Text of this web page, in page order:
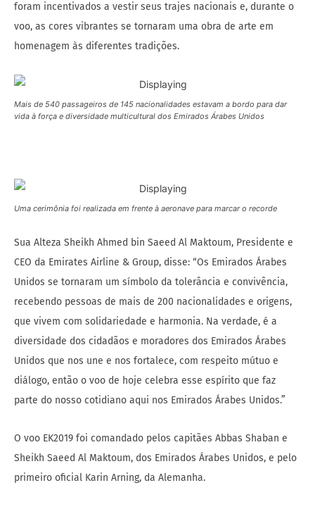
foram incentivados a vestir seus trajes nacionais e, durante o
voo, as cores vibrantes se tornaram uma obra de arte em
homenagem às diferentes tradições.
Mais de 540 passageiros de 145 nacionalidades estavam a bordo para dar
vida à força e diversidade multicultural dos Emirados Árabes Unidos
Uma cerimônia foi realizada em frente à aeronave para marcar o recorde
Sua Alteza Sheikh Ahmed bin Saeed Al Maktoum, Presidente e
CEO da Emirates Airline & Group, disse: “Os Emirados Árabes
Unidos se tornaram um símbolo da tolerância e convivência,
recebendo pessoas de mais de 200 nacionalidades e origens,
que vivem com solidariedade e harmonia. Na verdade, é a
diversidade dos cidadãos e moradores dos Emirados Árabes
Unidos que nos une e nos fortalece, com respeito mútuo e
diálogo, então o voo de hoje celebra esse espírito que faz
parte do nosso cotidiano aqui nos Emirados Árabes Unidos.”
O voo EK2019 foi comandado pelos capitães Abbas Shaban e
Sheikh Saeed Al Maktoum, dos Emirados Árabes Unidos, e pelo
primeiro oficial Karin Arning, da Alemanha.